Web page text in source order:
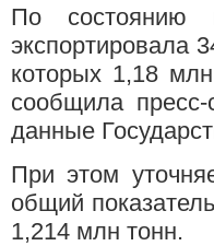
По
экспортировала
которых 1,18
сообщила
данные
При этом
общий
1,214 млн тонн.